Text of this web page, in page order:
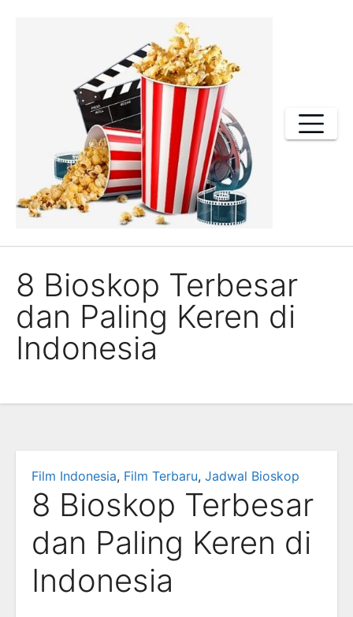
8 Bioskop Terbesar
dan Paling Keren di
Indonesia
Film Indonesia, Film Terbaru, Jadwal Bioskop
8 Bioskop Terbesar
dan Paling Keren di
Indonesia